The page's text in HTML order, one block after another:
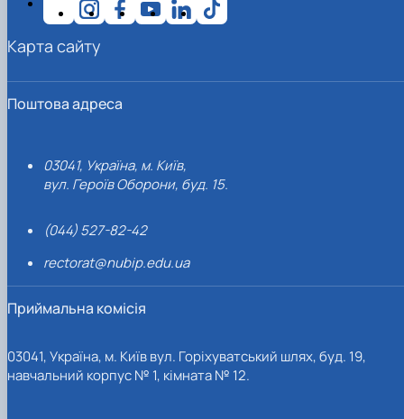
Поштова адреса
03041, Україна, м. Київ,
вул. Героїв Оборони, буд. 15.
(044) 527-82-42
rectorat@nubip.edu.ua
Приймальна комісія
03041, Україна, м. Київ вул. Горіхуватський шлях, буд. 19,
навчальний корпус № 1, кімната № 12.
Карта сайту